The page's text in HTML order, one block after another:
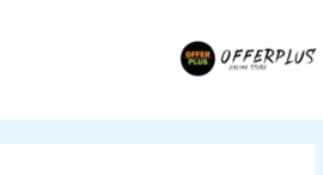
المحتوى